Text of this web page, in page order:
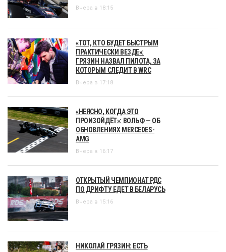
Вчера в 18:15
«ТОТ, КТО БУДЕТ БЫСТРЫМ
ПРАКТИЧЕСКИ ВЕЗДЕ»:
ГРЯЗИН НАЗВАЛ ПИЛОТА, ЗА
КОТОРЫМ СЛЕДИТ В WRC
Вчера в 17:18
«НЕЯСНО, КОГДА ЭТО
ПРОИЗОЙДЁТ»: ВОЛЬФ — ОБ
ОБНОВЛЕНИЯХ MERCEDES-
AMG
Вчера в 16:17
ОТКРЫТЫЙ ЧЕМПИОНАТ РДС
ПО ДРИФТУ ЕДЕТ В БЕЛАРУСЬ
Вчера в 15:16
НИКОЛАЙ ГРЯЗИН: ЕСТЬ